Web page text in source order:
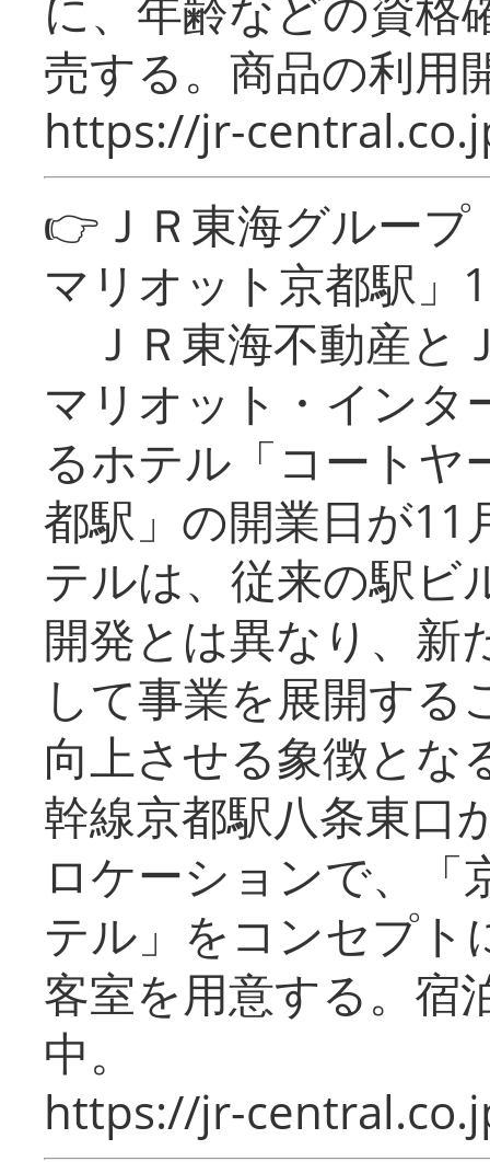
売する。商品の利用
https://jr-
👉ＪＲ東海グルー
マリオット京都駅」
ＪＲ東海不動産と
マリオット・インタ
るホテル「コートヤ
都駅」の開業日が11
テルは、従来の駅ビ
開発とは異なり、新
して事業を展開する
向上させる象徴とな
幹線京都駅八条東口
ロケーションで、「
テル」をコンセプト
客室を用意する。宿
中。
https://jr-